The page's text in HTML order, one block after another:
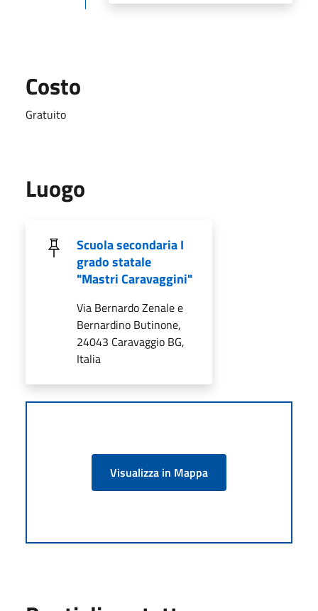
Costo
Gratuito
Luogo
Scuola secondaria I
grado statale
"Mastri Caravaggini"
Via Bernardo Zenale e
Bernardino Butinone,
24043 Caravaggio BG,
Italia
Visualizza in Mappa